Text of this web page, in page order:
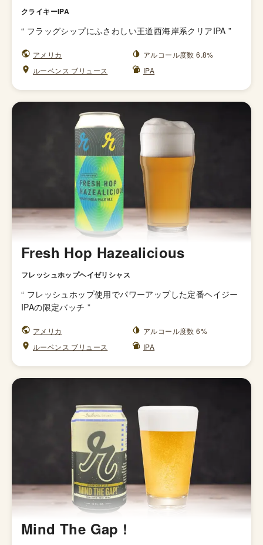
クライキーIPA
“ フラッグシップにふさわしい王道西海岸系クリアIPA ”
アメリカ
アルコール度数 6.8%
ルーベンス ブリュース
IPA
Fresh Hop Hazealicious
フレッシュホップヘイゼリシャス
“ フレッシュホップ使用でパワーアップした定番ヘイジー
IPAの限定バッチ ”
アメリカ
アルコール度数 6%
ルーベンス ブリュース
IPA
Mind The Gap !